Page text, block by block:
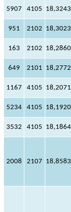
5907 4105
951 2102
163 2102
649 2101
1167 4105
5234 4105
3532 4105
2008 2107